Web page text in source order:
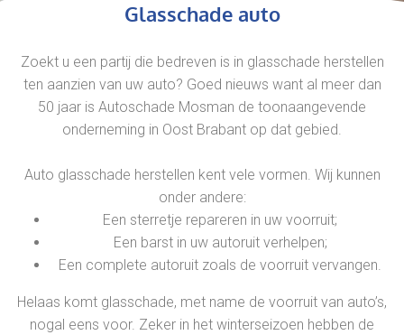
Glasschade auto
Zoekt u een partij die bedreven is in glasschade herstellen
ten aanzien van uw auto? Goed nieuws want al meer dan
50 jaar is Autoschade Mosman de toonaangevende
onderneming in Oost Brabant op dat gebied.
Auto glasschade herstellen kent vele vormen. Wij kunnen
onder andere:
Een sterretje repareren in uw voorruit;
Een barst in uw autoruit verhelpen;
Een complete autoruit zoals de voorruit vervangen.
Helaas komt glasschade, met name de voorruit van auto’s,
nogal eens voor. Zeker in het winterseizoen hebben de